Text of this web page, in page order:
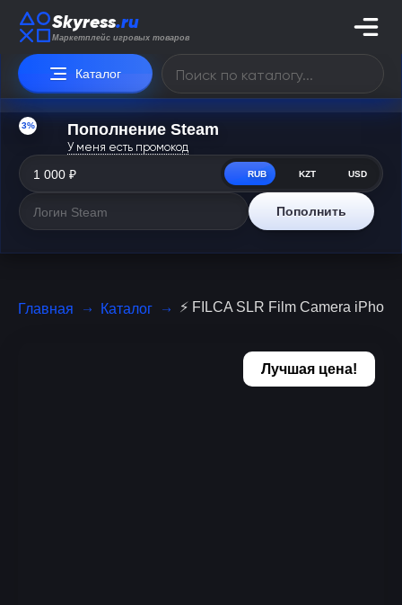
Skyress.ru
Маркетплейс игровых товаров
Каталог
3% Пополнение Steam
У меня есть промокод
RUB KZT USD
Пополнить
Главная Каталог ⚡️ FILCA SLR Film Camera
Лучшая цена!